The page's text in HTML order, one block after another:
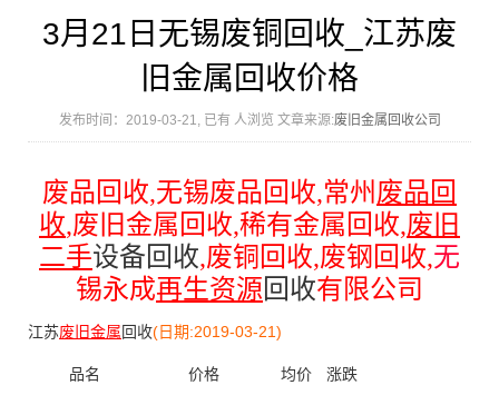
3月21日无锡废铜回收_江苏废
旧金属回收价格
发布时间：2019-03-21, 已有 人浏览 文章来源:废旧金属回收公司
废品回收,无锡废品回收,常州 废品回
收,废旧金属回收,稀有金属回收,废旧
二手设备回收,废铜回收,废钢回收,无
锡永成再生资源 回收有限公司
江苏废旧金属回收(日期:2019-03-21)
品名 价格 均价
涨跌